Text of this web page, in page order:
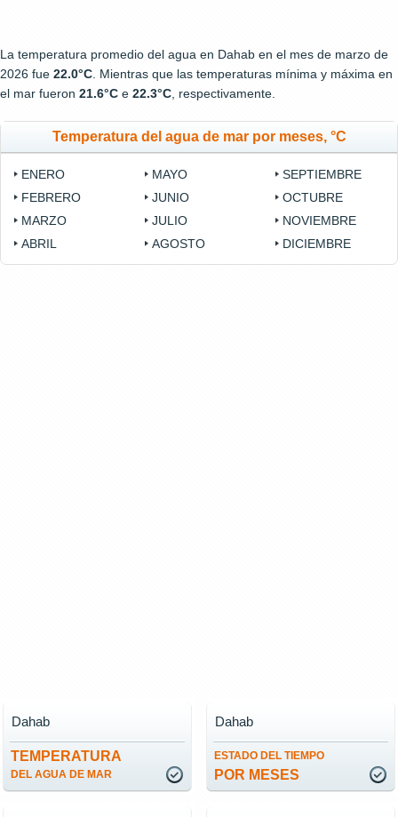
La temperatura promedio del agua en Dahab en el mes de marzo de
2026 fue 22.0°C. Mientras que las temperaturas mínima y máxima en
el mar fueron 21.6°C e 22.3°C, respectivamente.
Temperatura del agua de mar por meses, °C
ENERO
FEBRERO
MARZO
ABRIL
MAYO
JUNIO
JULIO
AGOSTO
SEPTIEMBRE
OCTUBRE
NOVIEMBRE
DICIEMBRE
TEMPERATURA
DEL AGUA DE MAR
Dahab
ESTADO DEL TIEMPO
POR MESES
Dahab